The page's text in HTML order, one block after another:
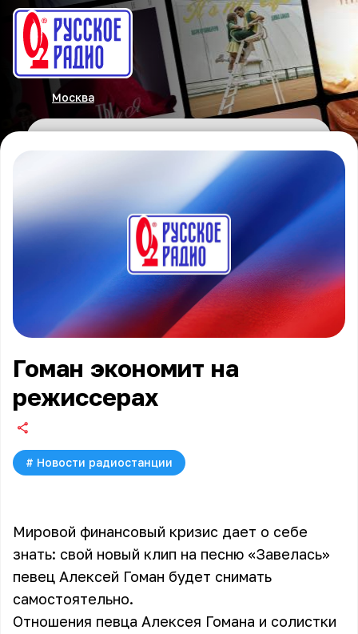
Москва
Гоман экономит на
режиссерах
# Новости радиостанции
Мировой финансовый кризис дает о себе
знать: свой новый клип на песню «Завелась»
певец Алексей Гоман будет снимать
самостоятельно.
Отношения певца Алексея Гомана и солистки